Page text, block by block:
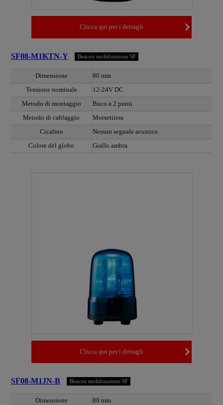
Clicca qui per i dettagli
SF08-M1KTN-Y Beacon multifunzione SF
Dimensione
80 mm
Tensione nominale
12-24V DC
Metodo di montaggio
Buco a 2 punti
Metodo di cablaggio
Morsettiera
Cicalino
Nessun segnale acustico
Colore del globo
Giallo ambra
Clicca qui per i dettagli
SF08-M1JN-B Beacon multifunzione SF
Dimensione
80 mm